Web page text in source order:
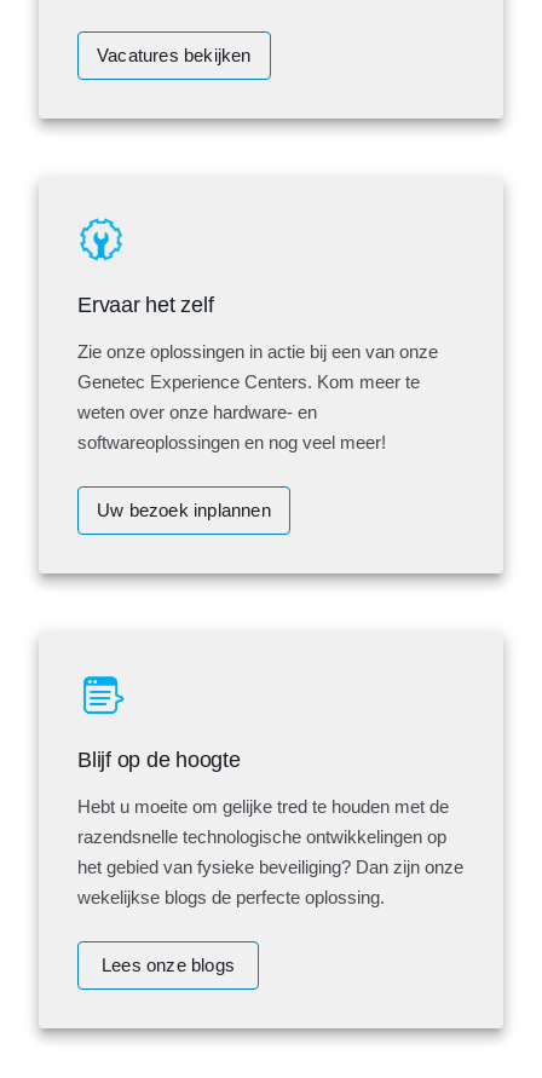
Vacatures bekijken
Ervaar het zelf
Zie onze oplossingen in actie bij een van onze
Genetec Experience Centers. Kom meer te
weten over onze hardware- en
softwareoplossingen en nog veel meer!
Uw bezoek inplannen
Blijf op de hoogte
Hebt u moeite om gelijke tred te houden met de
razendsnelle technologische ontwikkelingen op
het gebied van fysieke beveiliging? Dan zijn onze
wekelijkse blogs de perfecte oplossing.
Lees onze blogs